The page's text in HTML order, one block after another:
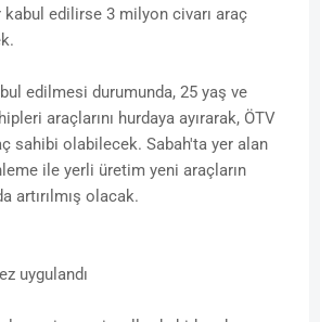
edilirse 3 milyon civarı araç
edilmesi durumunda, 25 yaş ve
araçlarını hurdaya ayırarak, ÖTV
sahibi olabilecek. Sabah'ta yer alan
ile yerli üretim yeni araçların
artırılmış olacak.
uygulandı